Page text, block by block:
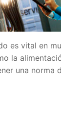
es vital en
la
una norma